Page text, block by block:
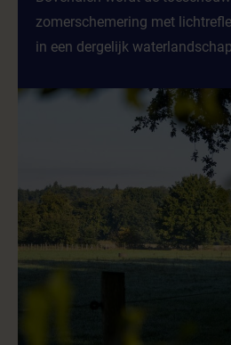
zomerschemering met
in een dergelijk